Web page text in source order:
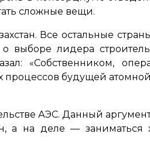
сложные вещи.
Все остальные
выборе лидера
«Собственником,
процессов будущей
АЭС. Данный
а на деле — заниматься